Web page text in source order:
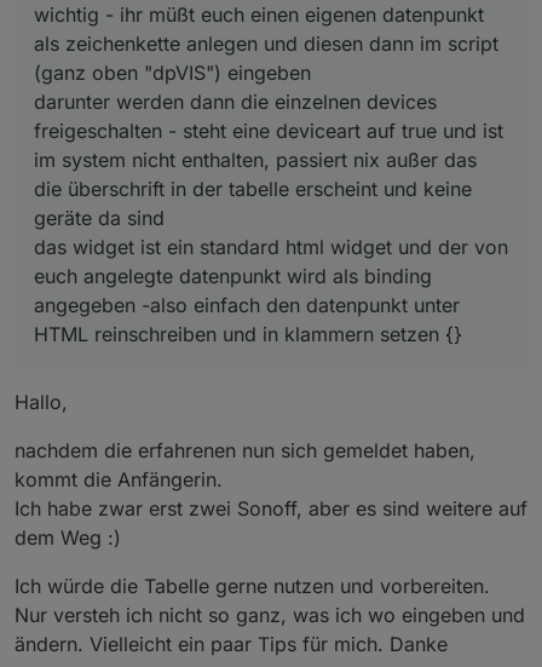
bisher integriert
pow
generic
basic
th10
schalter3ch
dual
schalter1ch
channel4
rfbridge
ZbBridge
stdoseS2X
gosundSP1x
shelly
mini
delock
abstande, schriftart, ...
grundlage für die einstellung der tabellenparameter
ist hier :https://forum.iobroker.net/topic/28021/html-
table-für-vis-oder-iqontrol-js-und-blockly/96
zeichenkette anlegen und diesen dann im script
(ganz oben "dpVIS") eingeben
darunter werden dann die einzelnen devices
freigeschalten - steht eine deviceart auf true und ist
überschrift in der tabelle erscheint und keine geräte
da sind
zusätzlich wird ein datenpunkt für die anzahl
benötigt - auch den
(dpAnzahl) einfügen
wie legt man einen datenpunkt an:
https://forum.iobroker.net/post/400338
das widget ist ein standard html widget und der von
angegeben -also einfach den datenpunkt unter
HTML reinschreiben und in klammern setzen {}
ein erstes beispiel - es fehlen noch einige
sonoffarten - da könnte ich hilfe brauchen, da ich
nicht alle arten habe - also falls es da wünsche gibt -
einfach melden
wichtig - ihr müßt euch einen eigenen datenpunkt
als zeichenkette anlegen und diesen dann im script
(ganz oben "dpVIS") eingeben
darunter werden dann die einzelnen devices
freigeschalten - steht eine deviceart auf true und ist
im system nicht enthalten, passiert nix außer das
die überschrift in der tabelle erscheint und keine
geräte da sind
das widget ist ein standard html widget und der von
euch angelegte datenpunkt wird als binding
angegeben -also einfach den datenpunkt unter
HTML reinschreiben und in klammern setzen {}
Hallo,
nachdem die erfahrenen nun sich gemeldet haben,
kommt die Anfängerin.
Ich habe zwar erst zwei Sonoff, aber es sind weitere auf
dem Weg :)
Ich würde die Tabelle gerne nutzen und vorbereiten.
Nur versteh ich nicht so ganz, was ich wo eingeben und
ändern. Vielleicht ein paar Tips für mich. Danke